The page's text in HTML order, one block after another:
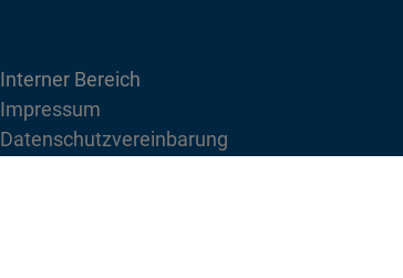
Interner Bereich
Impressum
Datenschutzvereinbarung